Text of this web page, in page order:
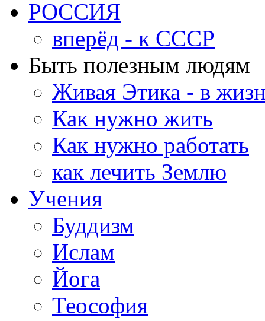
РОССИЯ
вперёд - к СССР
Быть полезным людям
Живая Этика - в
Как нужно жить
Как нужно работать
как лечить Землю
Учения
Буддизм
Ислам
Йога
Теософия